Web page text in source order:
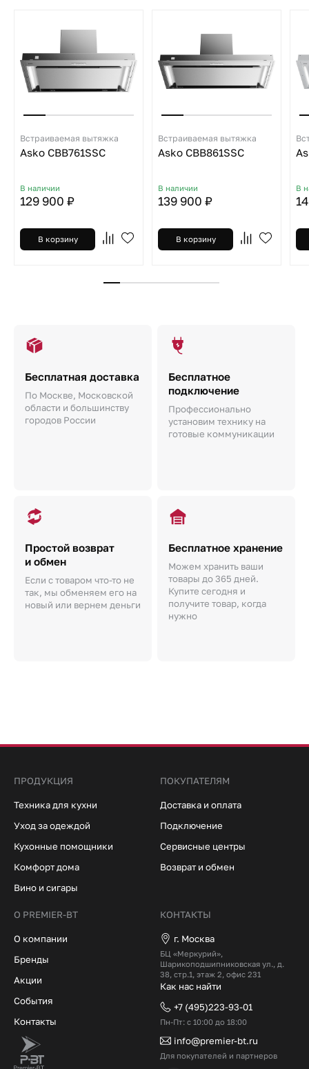
Встраиваемая вытяжка
Asko CBB761SSC
В наличии
129 900 ₽
В корзину
Встраиваемая вытяжка
Asko CBB861SSC
В наличии
139 900 ₽
В корзину
В
Бесплатная доставка
По Москве, Московской
области и большинству
городов России
Бесплатное
подключение
Профессионально
установим технику на
готовые коммуникации
Простой возврат
и обмен
Если с товаром что-то не
так, мы обменяем его на
новый или вернем деньги
Бесплатное хранение
Можем хранить ваши
товары до 365 дней.
Купите сегодня и
получите товар, когда
нужно
ПРОДУКЦИЯ
Техника для кухни
Уход за одеждой
Кухонные помощники
Комфорт дома
Вино и сигары
ПОКУПАТЕЛЯМ
Доставка и оплата
Подключение
Сервисные центры
Возврат и обмен
О PREMIER-BT
О компании
Бренды
Акции
События
Контакты
КОНТАКТЫ
г. Москва
БЦ «Меркурий»,
Шарикоподшипниковская ул., д.
38, стр.1, этаж 2, офис 231
Как нас найти
+7 (495)223-93-01
Пн-Пт: с 10:00 до 18:00
info@premier-bt.ru
Для покупателей и партнеров